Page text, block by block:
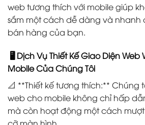
web tương thích với mobile giúp
sắm một cách dễ dàng và nhanh
bán hàng của bạn.
🖥️ Dịch Vụ Thiết Kế Giao Diện Web
Mobile Của Chúng Tôi
📐 **Thiết kế tương thích:** Chúng
web cho mobile không chỉ hấp
mà còn hoạt động một cách